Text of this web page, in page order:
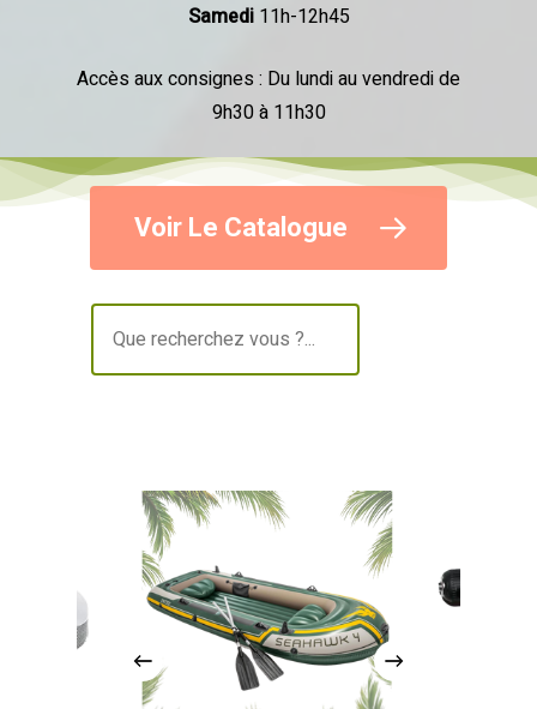
Samedi11h-12h45
Accès aux consignes : Du lundi au vendredi de
9h30 à 11h30
Voir Le Catalogue